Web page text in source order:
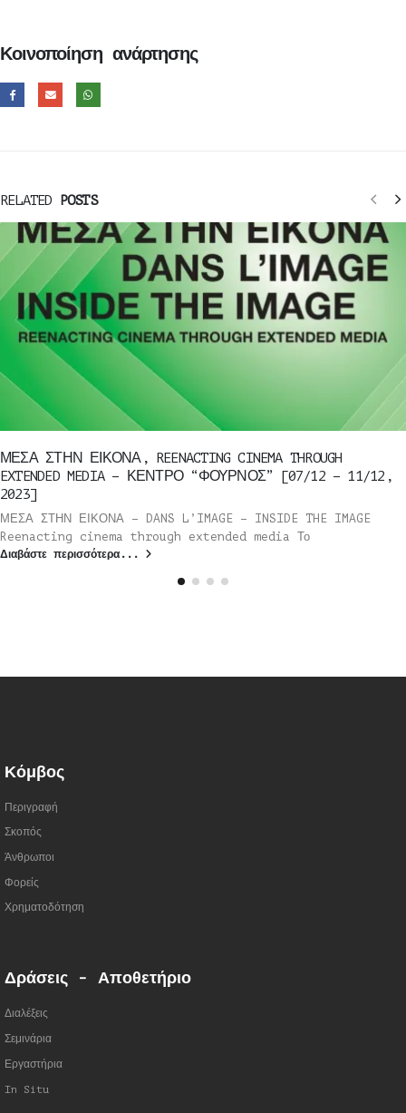
Κοινοποίηση ανάρτησης
RELATED POSTS
ΜΕΣΑ ΣΤΗΝ ΕΙΚΟΝΑ, REENACTING CINEMA THROUGH
EXTENDED MEDIA – ΚΕΝΤΡΟ “ΦΟΥΡΝΟΣ” [07/12 – 11/12,
2023]
ΜΕΣΑ ΣΤΗΝ ΕΙΚΟΝΑ – DANS L’IMAGE – INSIDE THE IMAGE
Reenacting cinema through extended media Το
Διαβάστε περισσότερα...
Κόμβος
Περιγραφή
Σκοπός
Άνθρωποι
Φορείς
Χρηματοδότηση
Δράσεις - Αποθετήριο
Διαλέξεις
Σεμινάρια
Εργαστήρια
In Situ